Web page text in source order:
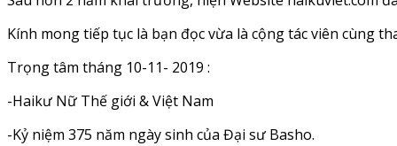
Kính mong tiếp tục là bạn đọc vừa là cộng tác viên cùng
Trọng tâm tháng 10-11- 2019 :
-Haikư Nữ Thế giới & Việt Nam
-Kỷ niệm 375 năm ngày sinh của Đại sư Basho.